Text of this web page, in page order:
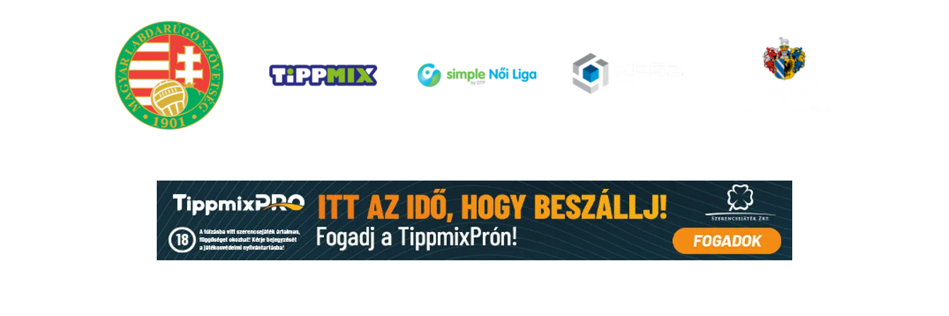
Mérkőzések, eredmények
(32. hét) - FRISSÜL
Videoton 0-1
építi a Szent Mihály